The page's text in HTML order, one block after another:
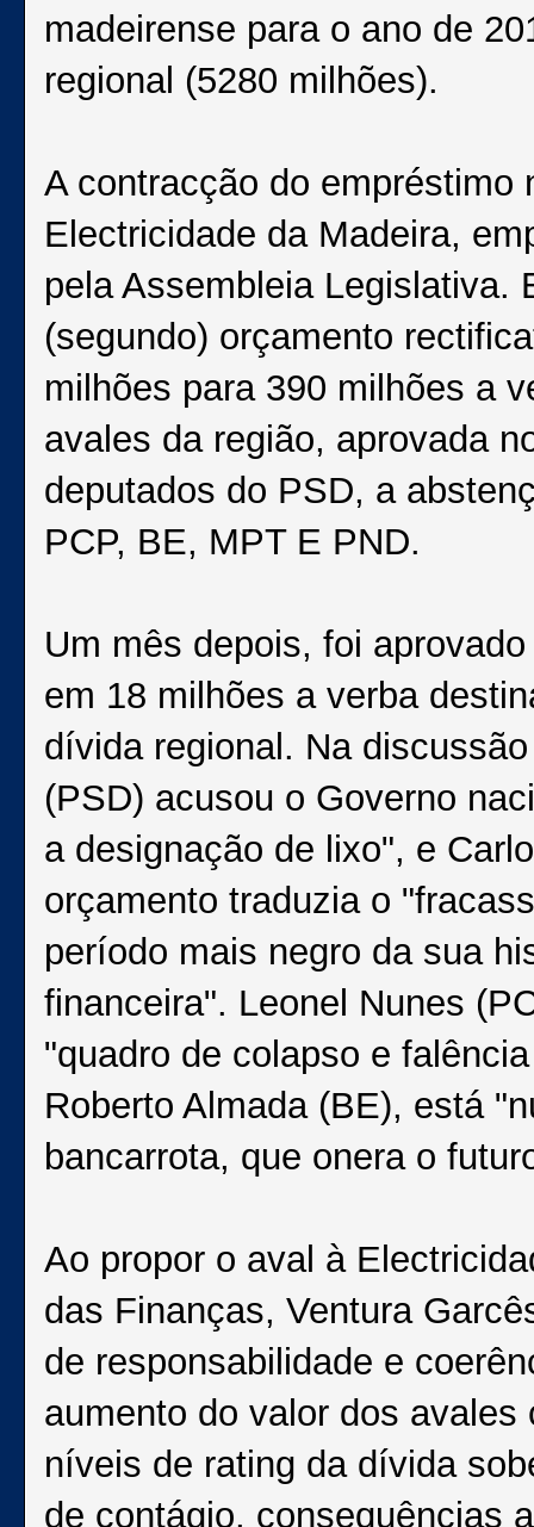
madeirense para o ano de
regional (5280 milhões).
A contracção do empréstimo
Electricidade da Madeira,
pela Assembleia Legislativa.
(segundo) orçamento
milhões para 390 milhões a
avales da região, aprovada
deputados do PSD, a
PCP, BE, MPT E PND.
Um mês depois, foi
em 18 milhões a verba
dívida regional. Na
(PSD) acusou o Governo
a designação de lixo", e
orçamento traduzia o
período mais negro da sua
financeira". Leonel Nunes
"quadro de colapso e
Roberto Almada (BE), está
bancarrota, que onera o
Ao propor o aval à
das Finanças, Ventura
de responsabilidade e
aumento do valor dos
níveis de rating da dívida
de contágio, consequências